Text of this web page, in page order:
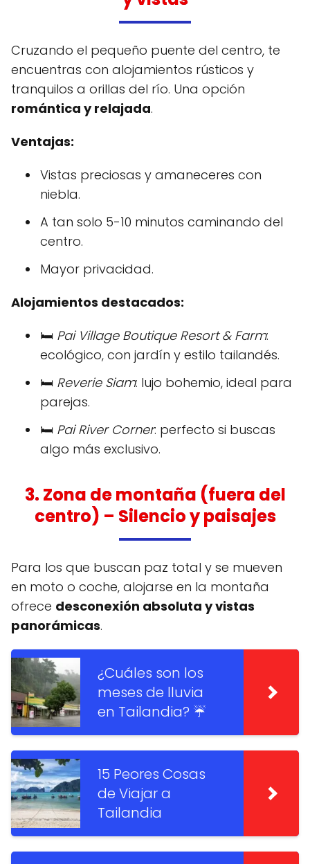
Cruzando el pequeño puente del centro, te
encuentras con alojamientos rústicos y
tranquilos a orillas del río. Una opción
romántica y relajada.
Ventajas:
Vistas preciosas y amaneceres con
niebla.
A tan solo 5-10 minutos caminando del
centro.
Mayor privacidad.
Alojamientos destacados:
🛏️ Pai Village Boutique Resort & Farm:
ecológico, con jardín y estilo tailandés.
🛏️ Reverie Siam: lujo bohemio, ideal para
parejas.
🛏️ Pai River Corner: perfecto si buscas
algo más exclusivo.
3. Zona de montaña (fuera del
centro) – Silencio y paisajes
Para los que buscan paz total y se mueven
en moto o coche, alojarse en la montaña
ofrece desconexión absoluta y vistas
panorámicas.
¿Cuáles son los
meses de lluvia
en Tailandia? ☔️
15 Peores Cosas
de Viajar a
Tailandia